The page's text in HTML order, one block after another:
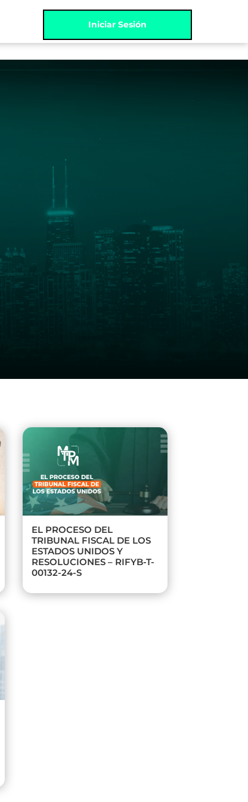
Iniciar Sesión
EL PROCESO DEL
TRIBUNAL FISCAL DE LOS
ESTADOS UNIDOS Y
RESOLUCIONES – RIFYB-T-
00132-24-S